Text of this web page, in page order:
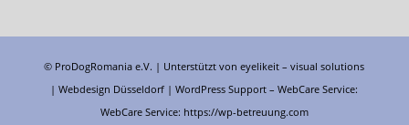
© ProDogRomania e.V. | Unterstützt voneyelikeit – visual solutions
| Webdesign Düsseldorf |WordPress Support – WebCare Service:
WebCare Service: https://wp-betreuung.com